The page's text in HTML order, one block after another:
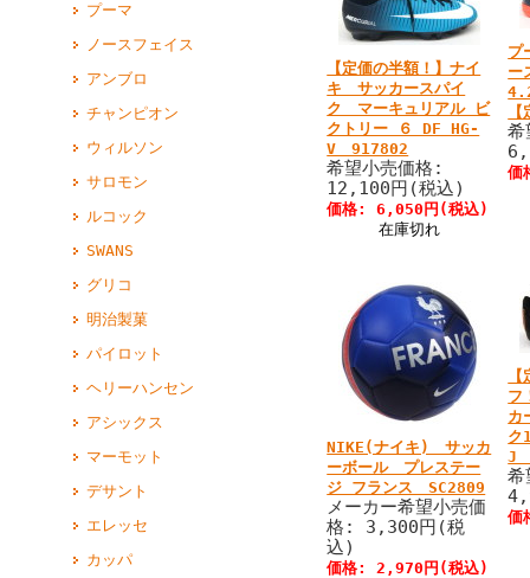
プーマ
ノースフェイス
アンブロ
チャンピオン
ウィルソン
サロモン
ルコック
SWANS
グリコ
明治製菓
パイロット
ヘリーハンセン
アシックス
マーモット
デサント
エレッセ
カッパ
【定価の半額！】ナイ
キ サッカースパイ
ク マーキュリアル ビ
クトリー ６ DF HG-
V 917802
希望小売価格:
12,100円(税込)
価格: 6,050円(税込)
在庫切れ
プ
ー
価
NIKE(ナイキ) サッカ
ーボール プレステー
ジ フランス SC2809
メーカー希望小売価
格: 3,300円(税
込)
価格: 2,970円(税込)
フ
カ
ク
J
価